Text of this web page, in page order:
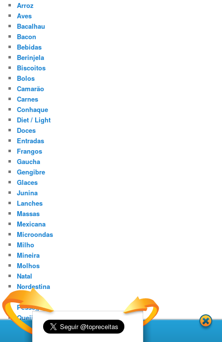
Arroz
Aves
Bacalhau
Bacon
Bebidas
Berinjela
Biscoitos
Bolos
Camarão
Carnes
Conhaque
Diet / Light
Doces
Entradas
Frangos
Gaucha
Gengibre
Glaces
Junina
Lanches
Massas
Mexicana
Microondas
Milho
Mineira
Molhos
Natal
Nordestina
Pêssego
Queijos
Rápidas